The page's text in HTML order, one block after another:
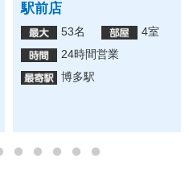
駅前店
53名
4室
24時間営業
博多駅